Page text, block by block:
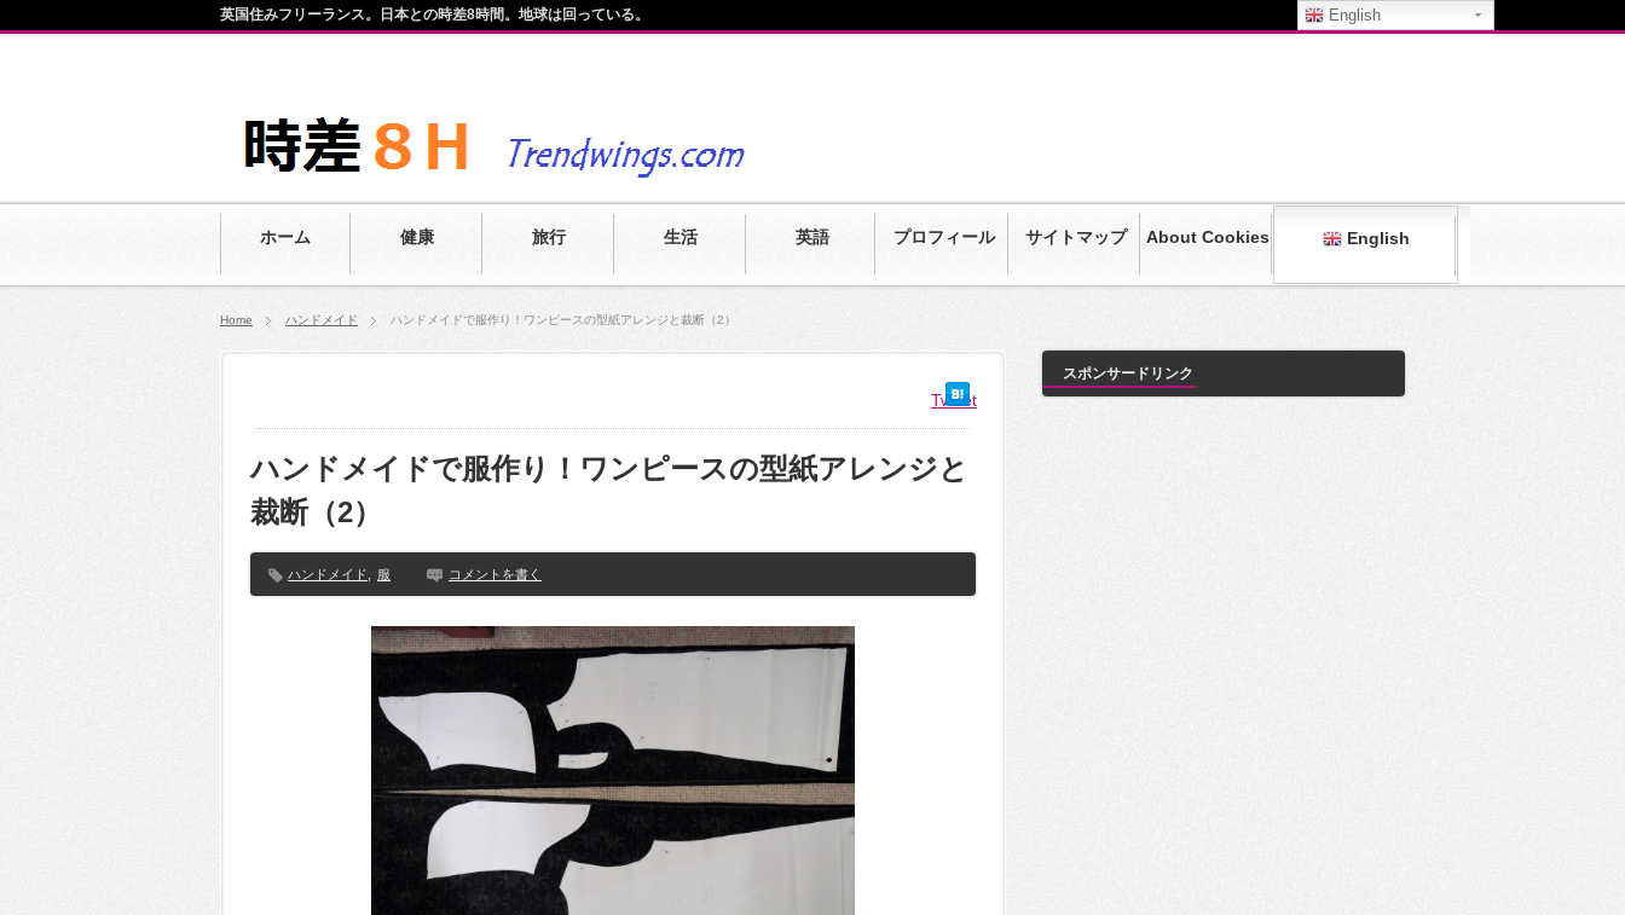
ホーム 健康 旅行 生活 英語 プロフィール サイトマップ About Cookies English
英国住みフリーランス。日本との時差8時間。地球は回っている。
Home ハンドメイド ハンドメイドで服作り！ワンピースの型紙アレンジと裁断（2）
Tweet
ハンドメイドで服作り！ワンピースの型紙アレンジと
裁断（2）
ハンドメイド 服 コメントを書く
スポンサードリンク
English